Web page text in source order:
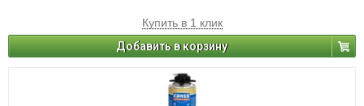
Купить в 1 клик
Добавить в корзину